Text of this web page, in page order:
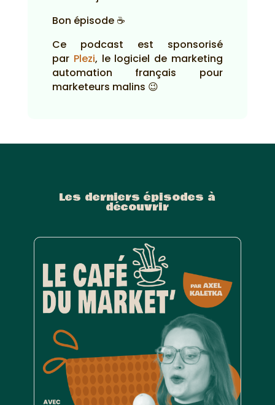
Bon épisode ☕
Ce podcast est sponsorisé
par Plezi, le logiciel de marketing
automation français pour
marketeurs malins 😉
Les derniers épisodes à
découvrir